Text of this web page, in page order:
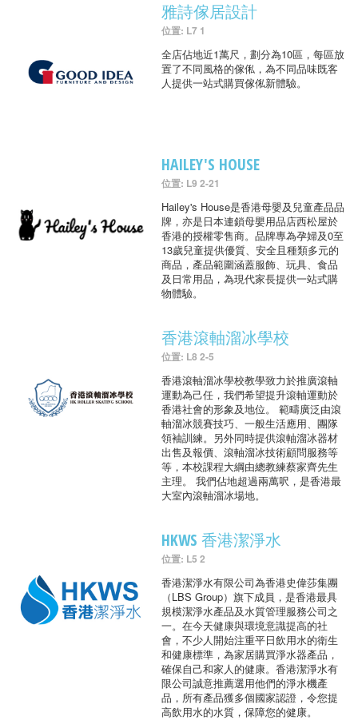
雅詩傢居設計
位置: L7 1
全店佔地近1萬尺，劃分為10區，每區放
置了不同風格的傢俬，為不同品味既客
人提供一站式購買傢俬新體驗。
HAILEY'S HOUSE
位置: L9 2-21
Hailey's House是香港母嬰及兒童產品品
牌，亦是日本連鎖母嬰用品店西松屋於
香港的授權零售商。品牌專為孕婦及0至
13歲兒童提供優質、安全且種類多元的
商品，產品範圍涵蓋服飾、玩具、食品
及日常用品，為現代家長提供一站式購
物體驗。
香港滾軸溜冰學校
位置: L8 2-5
香港滾軸溜冰學校教學致力於推廣滾軸
運動為己任，我們希望提升滾軸運動於
香港社會的形象及地位。 範疇廣泛由滾
軸溜冰競賽技巧、一般生活應用、團隊
領袖訓練。另外同時提供滾軸溜冰器材
出售及報價、滾軸溜冰技術顧問服務等
等，本校課程大綱由總教練蔡家齊先生
主理。 我們佔地超過兩萬呎，是香港最
大室內滾軸溜冰場地。
HKWS 香港潔淨水
位置: L5 2
香港潔淨水有限公司為香港史偉莎集團
（LBS Group）旗下成員，是香港最具
規模潔淨水產品及水質管理服務公司之
一。在今天健康與環境意識提高的社
會，不少人開始注重平日飲用水的衛生
和健康標準，為家居購買淨水器產品，
確保自己和家人的健康。香港潔淨水有
限公司誠意推薦選用他們的淨水機產
品，所有產品獲多個國家認證，令您提
高飲用水的水質，保障您的健康。